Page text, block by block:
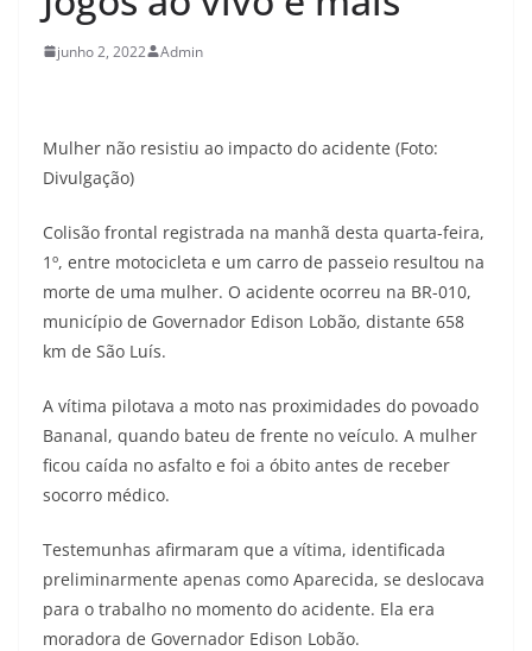
junho 2, 2022 Admin
Mulher não resistiu ao impacto do acidente (Foto:
Divulgação)
Colisão frontal registrada na manhã desta quarta-feira,
1º, entre motocicleta e um carro de passeio resultou na
morte de uma mulher. O acidente ocorreu na BR-010,
município de Governador Edison Lobão, distante 658
km de São Luís.
A vítima pilotava a moto nas proximidades do povoado
Bananal, quando bateu de frente no veículo. A mulher
ficou caída no asfalto e foi a óbito antes de receber
socorro médico.
Testemunhas afirmaram que a vítima, identificada
preliminarmente apenas como Aparecida, se deslocava
para o trabalho no momento do acidente. Ela era
moradora de Governador Edison Lobão.